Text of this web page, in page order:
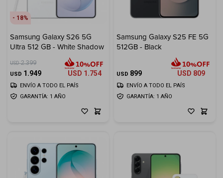
18
Samsung Galaxy S26 5G
Ultra 512 GB - White Shadow
USD 2.399
USD 1.949 USD 1.754
GARANTÍA: 1 AÑO
ENVÍO A TODO EL PAÍS
Samsung Galaxy S25 FE 5G
512GB - Black
USD 899 USD 809
GARANTÍA: 1 AÑO
ENVÍO A TODO EL PAÍS